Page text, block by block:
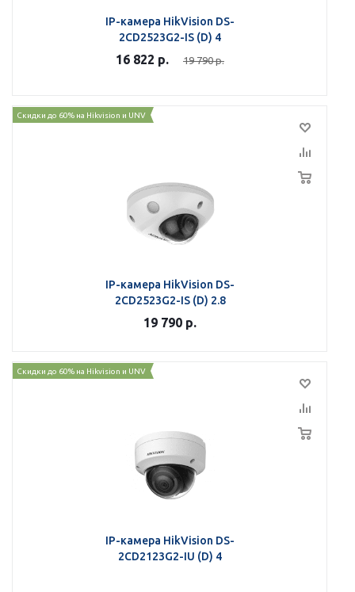
IP-камера HikVision DS-
2CD2523G2-IS (D) 4
16 822 р. 19 790р.
Скидки до 60% на Hikvision и UNV
IP-камера HikVision DS-
2CD2523G2-IS (D) 2.8
19 790 р.
Скидки до 60% на Hikvision и UNV
IP-камера HikVision DS-
2CD2123G2-IU (D) 4